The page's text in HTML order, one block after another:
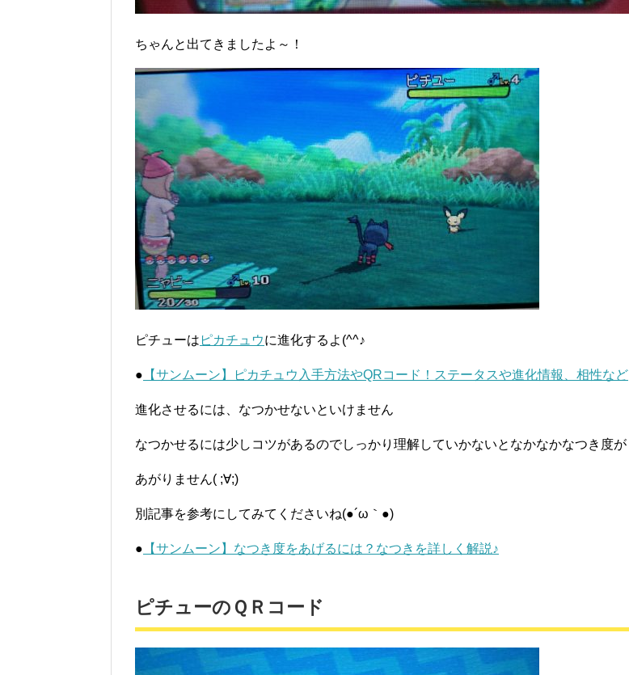
ちゃんと出てきましたよ～！
ピチューは ピカチュウに進化するよ(^^♪
● 【サンムーン】ピカチュウ入手方法やQRコード！ステータスや進化情報、相性など
進化させるには、なつかせないといけません
なつかせるには少しコツがあるのでしっかり理解していかないとなかなかなつき度が
あがりません( ;∀;)
別記事を参考にしてみてくださいね(●´ω｀●)
● 【サンムーン】なつき度をあげるには？なつきを詳しく解説♪
ピチューのＱＲコード